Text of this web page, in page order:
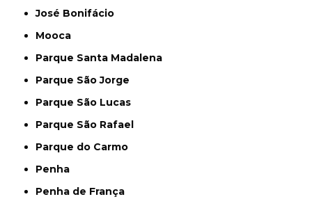
José Bonifácio
Mooca
Parque Santa Madalena
Parque São Jorge
Parque São Lucas
Parque São Rafael
Parque do Carmo
Penha
Penha de França